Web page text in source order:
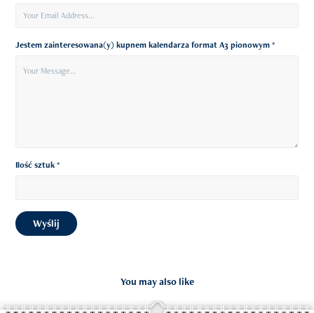
Jestem zainteresowana(y) kupnem kalendarza format A3 pionowym *
Ilość sztuk *
Wyślij
You may also like